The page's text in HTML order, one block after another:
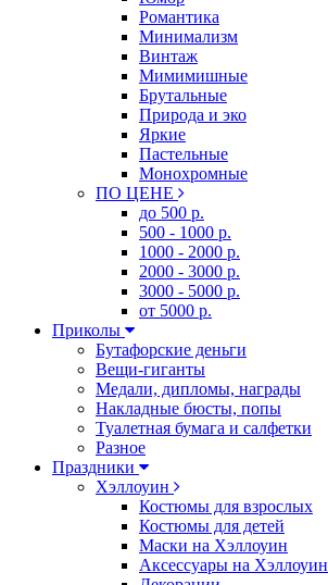
Романтика
Минимализм
Винтаж
Мимимишные
Брутальные
Природа и эко
Яркие
Пастельные
Монохромные
ПО ЦЕНЕ
до 500 р.
500 - 1000 р.
1000 - 2000 р.
2000 - 3000 р.
3000 - 5000 р.
от 5000 р.
Приколы
Бутафорские деньги
Вещи-гиганты
Медали, дипломы, награды
Накладные бюсты, попы
Туалетная бумага и салфетки
Разное
Праздники
Хэллоуин
Костюмы для взрослых
Костюмы для детей
Маски на Хэллоуин
Аксессуары на Хэллоуин